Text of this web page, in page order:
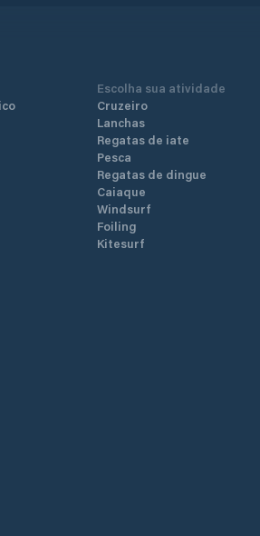
Escolha sua atividade
Cruzeiro
Lanchas
Regatas de iate
Pesca
Regatas de dingue
Caiaque
Windsurf
Foiling
Kitesurf